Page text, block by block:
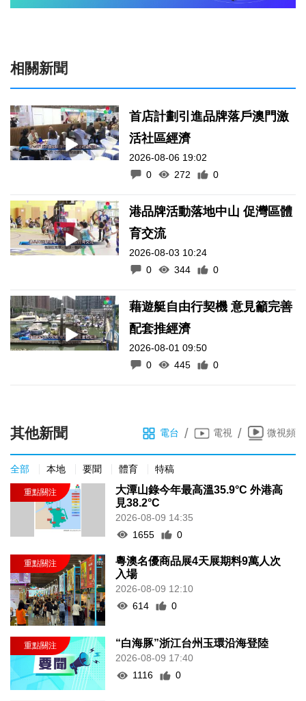
相關新聞
首店計劃引進品牌落戶澳門激
活社區經濟
2026-08-06 19:02
0
272 0
港品牌活動落地中山 促灣區體
育交流
2026-08-03 10:24
0
344 0
藉遊艇自由行契機 意見籲完善
配套推經濟
2026-08-01 09:50
0
445 0
其他新聞 電台 / 電視 / 微視頻
全部 本地 要聞 體育 特稿
大潭山錄今年最高溫35.9°C 外港高
見38.2°C
2026-08-09 14:35
1655
0
粵澳名優商品展4天展期料9萬人次
入場
2026-08-09 12:10
614
0
“白海豚”浙江台州玉環沿海登陸
2026-08-09 17:40
1116
0